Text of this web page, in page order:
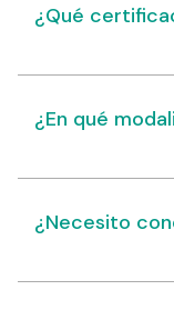
¿Qué
¿En qué
¿Necesito